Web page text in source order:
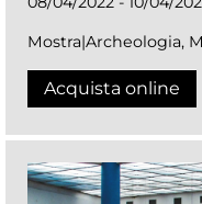
Mostra|Archeologia,
Acquista online